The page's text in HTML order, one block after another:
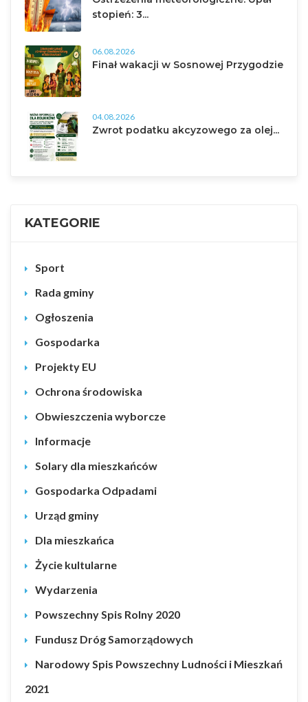
stopień: 3...
06.08.2026
Finał wakacji w Sosnowej Przygodzie
04.08.2026
Zwrot podatku akcyzowego za olej...
KATEGORIE
Sport
Rada gminy
Ogłoszenia
Gospodarka
Projekty EU
Ochrona środowiska
Obwieszczenia wyborcze
Informacje
Solary dla mieszkańców
Gospodarka Odpadami
Urząd gminy
Dla mieszkańca
Życie kultularne
Wydarzenia
Powszechny Spis Rolny 2020
Fundusz Dróg Samorządowych
Narodowy Spis Powszechny Ludności i Mieszkań
2021